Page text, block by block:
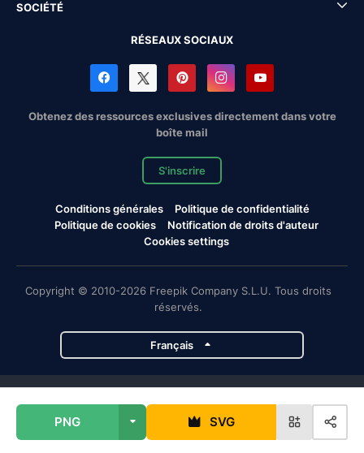
PNG SVG
SOCIÉTÉ
RÉSEAUX SOCIAUX
Obtenez des ressources exclusives directement dans votre
boîte mail
S'inscrire
Conditions générales
Politique de confidentialité
Politique de cookies
Notification de droits d'auteur
Cookies settings
Copyright © 2010-2026 Freepik Company S.L.U. Tous droits
réservés.
Français